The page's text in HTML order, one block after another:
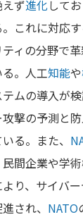
ず進化して
これに対応す
ィの分野で
。人工知能や
ムの導入が
撃の予測と
る。また、
間企業や学
り、サイバ
され、 NATO